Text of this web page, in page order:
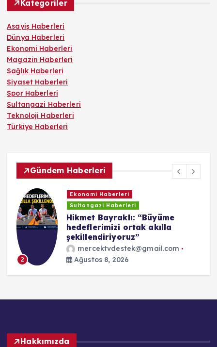
Kategoriler
Asayiş Haberleri
Dünya Haberleri
Ekonomi Haberleri
Magazin Haberleri
Sağlık Haberleri
Siyaset Haberleri
Spor Haberleri
Sultangazi Haberleri
Teknoloji Haberleri
Türkiye Haberleri
Gündem Haberleri
2
Ekonomi Haberleri
Sultangazi Haberleri
Hikmet Bayraklı: “Büyüme
hedeflerimizi ortak akılla
şekillendiriyoruz”
mercektvdestek@gmail.com
Ağustos 8, 2026
Hakkımızda